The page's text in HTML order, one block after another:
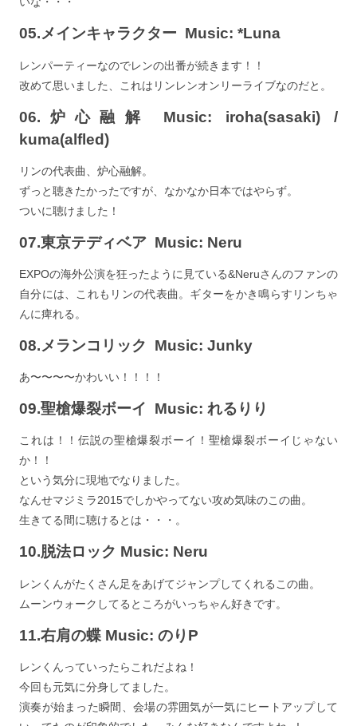
05.メインキャラクター Music: *Luna
レンパーティーなのでレンの出番が続きます！！
改めて思いました、これはリンレンオンリーライブなのだと。
06.炉心融解 Music: iroha(sasaki) /
kuma(alfled)
リンの代表曲、炉心融解。
ずっと聴きたかったですが、なかなか日本ではやらず。
ついに聴けました！
07.東京テディベア Music: Neru
EXPOの海外公演を狂ったように見ている&Neruさんのファンの
自分には、これもリンの代表曲。ギターをかき鳴らすリンちゃ
んに痺れる。
08.メランコリック Music: Junky
あ〜〜〜〜かわいい！！！！
09.聖槍爆裂ボーイ Music: れるりり
これは！！伝説の聖槍爆裂ボーイ！聖槍爆裂ボーイじゃない
か！！
という気分に現地でなりました。
なんせマジミラ2015でしかやってない攻め気味のこの曲。
生きてる間に聴けるとは・・・。
10.脱法ロック Music: Neru
レンくんがたくさん足をあげてジャンプしてくれるこの曲。
ムーンウォークしてるところがいっちゃん好きです。
11.右肩の蝶 Music: のりP
レンくんっていったらこれだよね！
今回も元気に分身してました。
演奏が始まった瞬間、会場の雰囲気が一気にヒートアップして